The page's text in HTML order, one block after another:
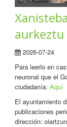
aurkeztu
2026-07-24
Para leerlo en
neuronal que el
ciudadanía: Aquí
El ayuntamiento
publicaciones
dirección: